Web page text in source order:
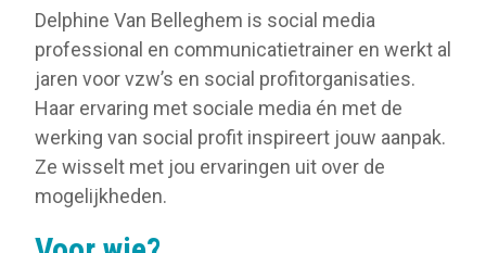
Delphine Van Belleghem is social media
professional en communicatietrainer en werkt al
jaren voor vzw’s en social profitorganisaties.
Haar ervaring met sociale media én met de
werking van social profit inspireert jouw aanpak.
Ze wisselt met jou ervaringen uit over de
mogelijkheden.